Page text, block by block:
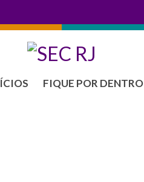
FIQUE POR DENTRO